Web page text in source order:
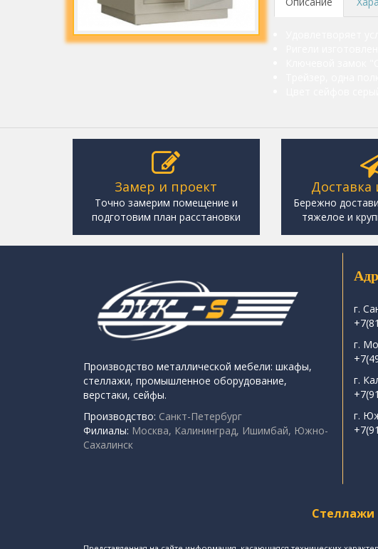
Замер и проект
Точно замерим помещение и
подготовим план расстановки
Бережно
тяжелое и
Производство металлической мебели: шкафы,
стеллажи, промышленное оборудование,
верстаки, сейфы.
Производство: Санкт-Петербург
Филиалы: Москва, Калининград, Ишимбай, Южно-
Сахалинск
г.
г.
г.
г.
Стеллажи